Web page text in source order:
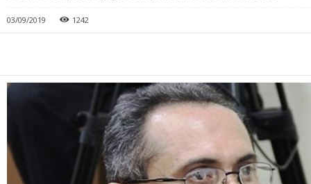
03/09/2019 1242